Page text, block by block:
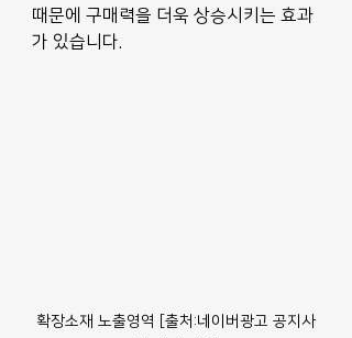
때문에 구매력을 더욱 상승시키는 효과
가 있습니다.
확장소재 노출영역 [출처:네이버광고 공지사